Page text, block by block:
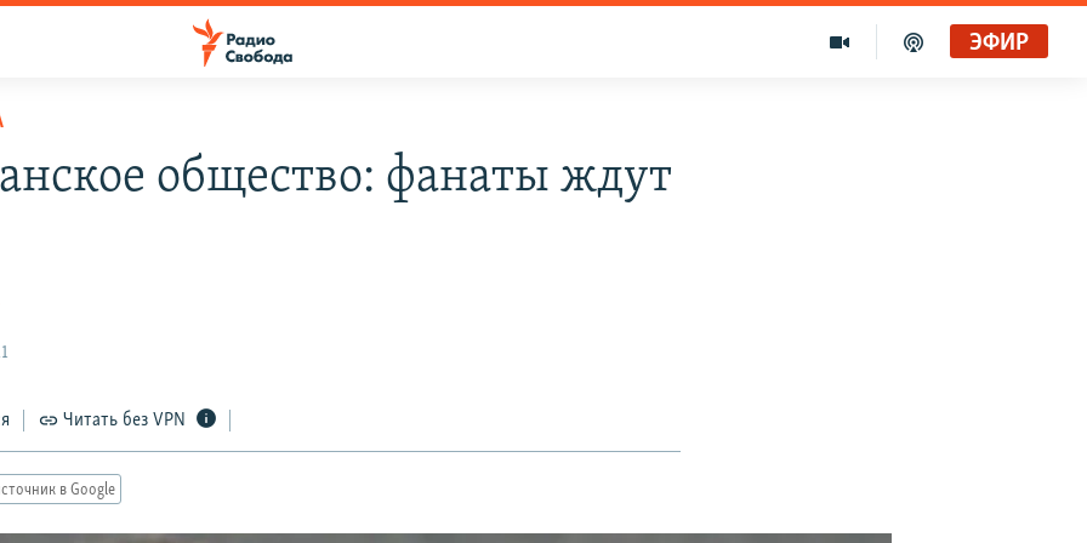
ЭФИР
общество: фанаты ждут
Читать без VPN
в Google